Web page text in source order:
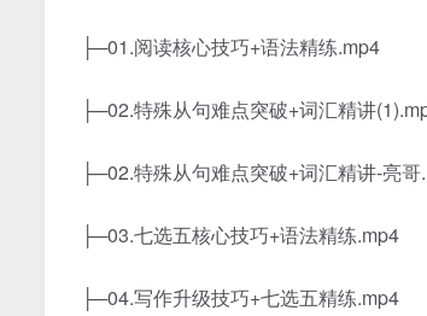
├─01.阅读核心技巧+语法精练.mp4
├─02.特殊从句难点突破+词汇精讲
├─02.特殊从句难点突破+词汇精讲-亮哥
├─03.七选五核心技巧+语法精练.mp4
├─04.写作升级技巧+七选五精练.mp4